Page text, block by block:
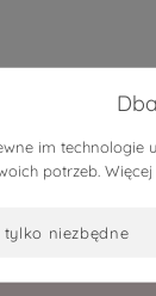
im
potrzeb.
tylko niezbędne